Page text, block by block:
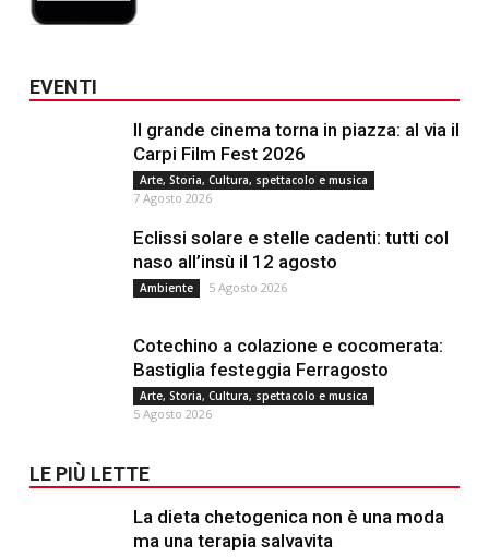
EVENTI
Il grande cinema torna in piazza: al via il
Carpi Film Fest 2026
Arte, Storia, Cultura, spettacolo e musica
7 Agosto 2026
Eclissi solare e stelle cadenti: tutti col
naso all’insù il 12 agosto
Ambiente 5 Agosto 2026
Cotechino a colazione e cocomerata:
Bastiglia festeggia Ferragosto
Arte, Storia, Cultura, spettacolo e musica
5 Agosto 2026
LE PIÙ LETTE
La dieta chetogenica non è una moda
ma una terapia salvavita